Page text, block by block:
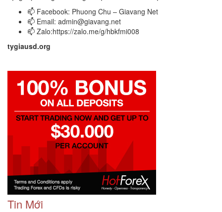
📫 Facebook: Phuong Chu – Giavang Net
📫 Email: admin@giavang.net
📫 Zalo:https://zalo.me/g/hbkfmi008
tygiausd.org
Tin Mới